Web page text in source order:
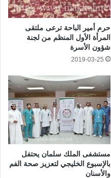
حرم أمير الباحة ترعى ملتقى
المرأة الأول المنظم من لجنة
شؤون الأسرة
2019-03-25
مستشفى الملك سلمان يحتفل
بالإسبوع الخليجي لتعزيز صحة الفم
والأسنان